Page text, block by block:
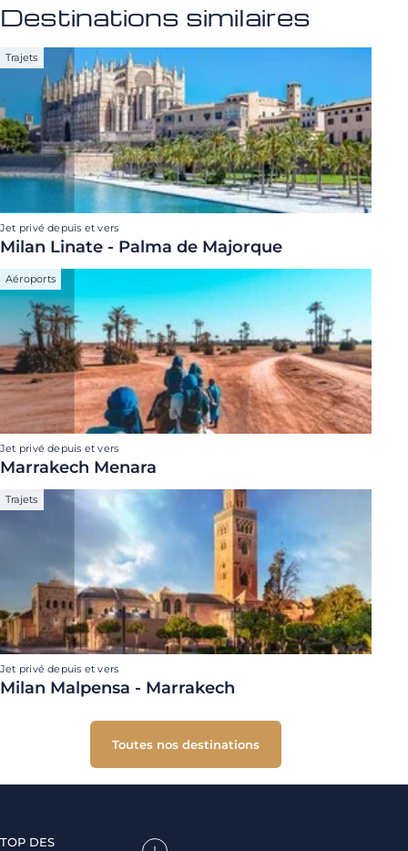
Destinations similaires
Trajets
Jet privé depuis et vers
Milan Linate - Palma de Majorque
Aéroports
Jet privé depuis et vers
Marrakech Menara
Trajets
Jet privé depuis et vers
Milan Malpensa - Marrakech
Toutes nos destinations
TOP DES